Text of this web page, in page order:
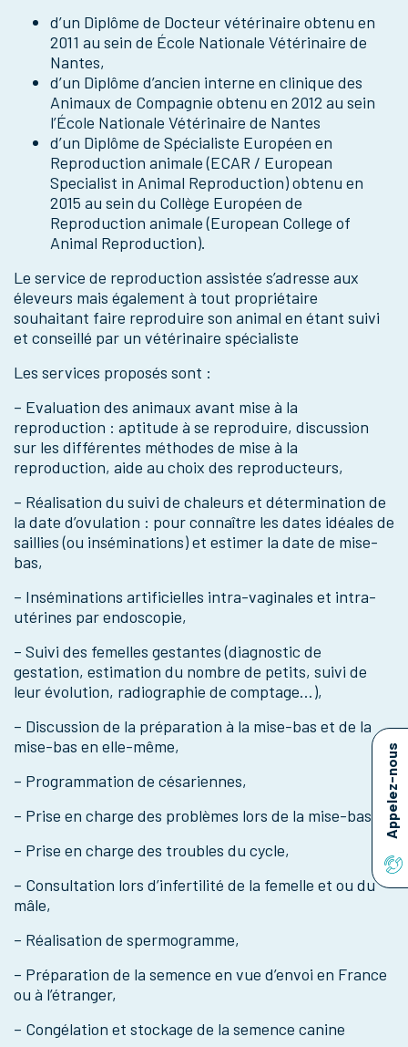
Appelez-nous
d’un Diplôme de Docteur vétérinaire obtenu en
2011 au sein de École Nationale Vétérinaire de
Nantes,
d’un Diplôme d’ancien interne en clinique des
Animaux de Compagnie obtenu en 2012 au sein
l’École Nationale Vétérinaire de Nantes
d’un Diplôme de Spécialiste Européen en
Reproduction animale (ECAR / European
Specialist in Animal Reproduction) obtenu en
2015 au sein du Collège Européen de
Reproduction animale (European College of
Animal Reproduction).
Le service de reproduction assistée s’adresse aux
éleveurs mais également à tout propriétaire
souhaitant faire reproduire son animal en étant suivi
et conseillé par un vétérinaire spécialiste
Les services proposés sont :
– Evaluation des animaux avant mise à la
reproduction : aptitude à se reproduire, discussion
sur les différentes méthodes de mise à la
reproduction, aide au choix des reproducteurs,
– Réalisation du suivi de chaleurs et détermination de
la date d’ovulation : pour connaître les dates idéales de
saillies (ou inséminations) et estimer la date de mise-
bas,
– Inséminations artificielles intra-vaginales et intra-
utérines par endoscopie,
– Suivi des femelles gestantes (diagnostic de
gestation, estimation du nombre de petits, suivi de
leur évolution, radiographie de comptage…),
– Discussion de la préparation à la mise-bas et de la
mise-bas en elle-même,
– Programmation de césariennes,
– Prise en charge des problèmes lors de la mise-bas,
– Prise en charge des troubles du cycle,
– Consultation lors d’infertilité de la femelle et ou du
mâle,
– Réalisation de spermogramme,
– Préparation de la semence en vue d’envoi en France
ou à l’étranger,
– Congélation et stockage de la semence canine